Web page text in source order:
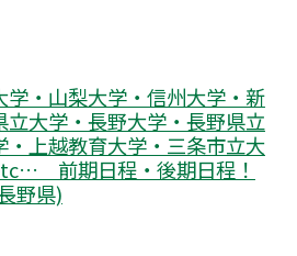
学・山梨大学・信州大学・新
大学・長野大学・長野県立
・上越教育大学・三条市立大
前期日程・後期日程！
野県)